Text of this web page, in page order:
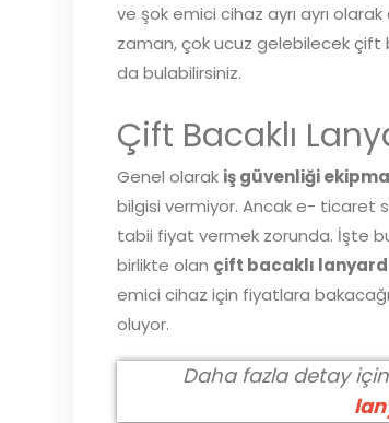
ve şok emici cihaz ayrı ayrı
zaman, çok ucuz gelebilecek çift
da bulabilirsiniz.
Çift Bacaklı
Genel olarak iş güvenliği
bilgisi vermiyor. Ancak e- ticaret
tabii fiyat vermek zorunda. İşte
birlikte olan çift bacaklı lanyard
emici cihaz için fiyatlara
oluyor.
Daha fazla detay için